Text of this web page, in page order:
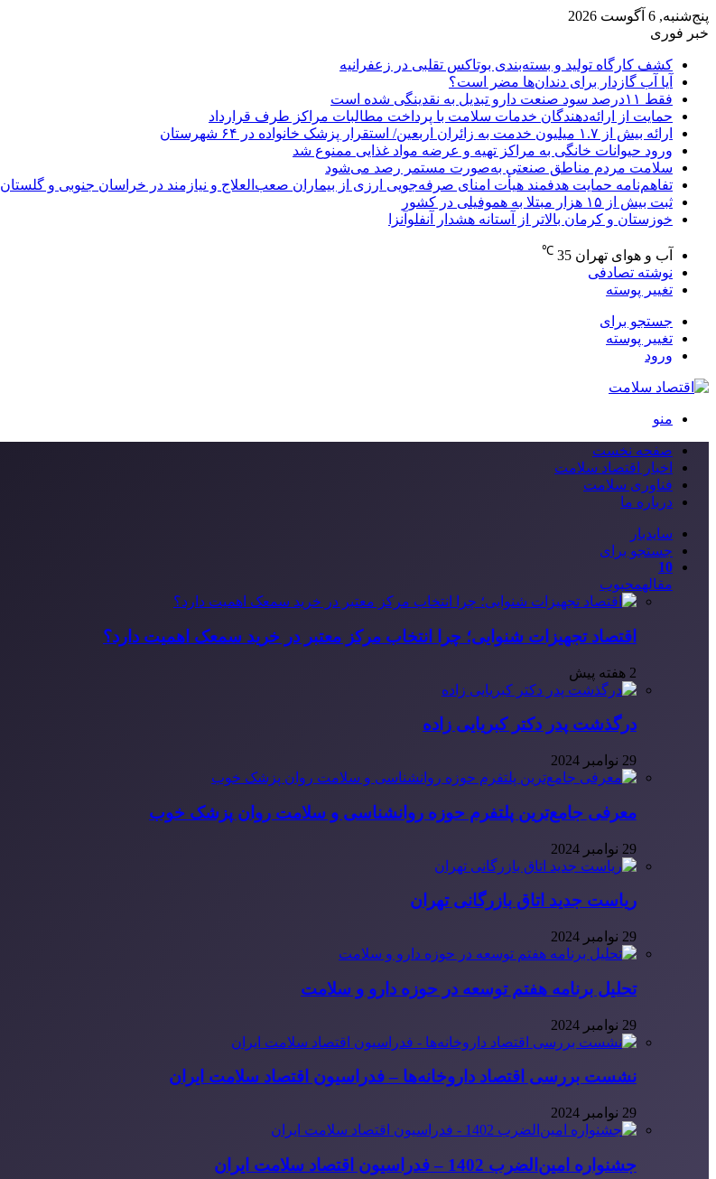
پنج‌شنبه, 6 آگوست 2026
خبر فوری
کشف کارگاه تولید و بسته‌بندی بوتاکس تقلبی در زعفرانیه
آیا آب گازدار برای دندان‌ها مضر است؟
فقط ۱۱‌درصد سود صنعت دارو تبدیل به نقدینگی شده است
حمایت از ارائه‌دهندگان خدمات سلامت با پرداخت مطالبات مراکز طرف قرارداد
ارائه بیش از ۱.۷ میلیون خدمت به زائران اربعین/ استقرار پزشک خانواده در ۶۴ شهرستان
ورود حیوانات خانگی به مراکز تهیه و عرضه مواد غذایی ممنوع شد
سلامت مردم مناطق صنعتی به‌صورت مستمر رصد می‌شود
تفاهم‌نامه حمایت هدفمند هیأت امنای صرفه‌جویی ارزی از بیماران صعب‌العلاج و نیازمند در خراسان جنوبی و گلستان
ثبت بیش از ۱۵ هزار مبتلا به هموفیلی در کشور
خوزستان و کرمان بالاتر از آستانه هشدار آنفلوآنزا
آب و هوای تهران 35
℃
نوشته تصادفی
تغییر پوسته
جستجو برای
تغییر پوسته
ورود
منو
صفحه نخست
اخبار اقتصاد سلامت
فناوری سلامت
درباره ما
سایدبار
جستجو برای
10
مقالهمحبوب
اقتصاد تجهیزات شنوایی؛ چرا انتخاب مرکز معتبر در خرید سمعک اهمیت دارد؟
2 هفته پیش
درگذشت پدر دکتر کبریایی زاده
29 نوامبر 2024
معرفی جامع‌ترین پلتفرم حوزه روانشناسی و سلامت روان پزشک خوب
29 نوامبر 2024
ریاست جدید اتاق بازرگانی تهران
29 نوامبر 2024
تحلیل برنامه هفتم توسعه در حوزه دارو و سلامت
29 نوامبر 2024
نشست بررسی اقتصاد داروخانه‌ها – فدراسیون اقتصاد سلامت ایران
29 نوامبر 2024
جشنواره امین‌الضرب 1402 – فدراسیون اقتصاد سلامت ایران